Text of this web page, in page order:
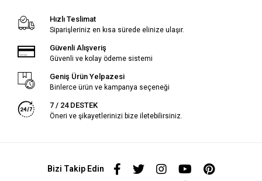
Hızlı Teslimat
Siparişleriniz en kısa sürede elinize ulaşır.
Güvenli Alışveriş
Güvenli ve kolay ödeme sistemi
Geniş Ürün Yelpazesi
Binlerce ürün ve kampanya seçeneği
7 / 24 DESTEK
Öneri ve şikayetlerinizi bize iletebilirsiniz.
Bizi Takip Edin